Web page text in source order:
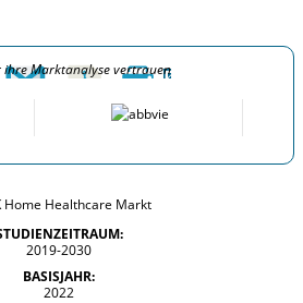
Marktanalyse vertrauen
2019-2030
BASISJAHR:
2022